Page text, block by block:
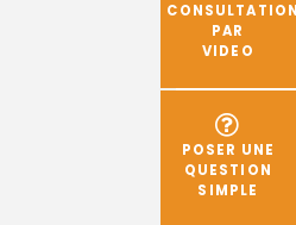
PAR
VIDEO
POSER UNE
QUESTION
SIMPLE